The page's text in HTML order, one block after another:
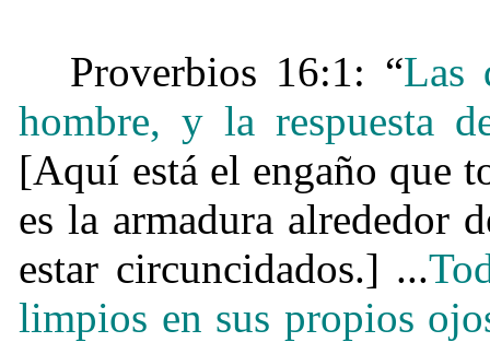
Proverbios 16:1: “Las
hombre, y la respuesta
[Aquí está el engaño que
es la armadura alrededor
estar circuncidados.] ...
limpios en sus propios